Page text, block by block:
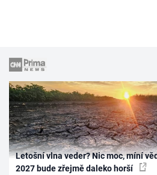
Speciál: Cuketa
Těhotnej kuchař
Sledujte prima+
Přihlášení
Letošní vlna veder? Nic moc, míní
2027 bude zřejmě daleko horší